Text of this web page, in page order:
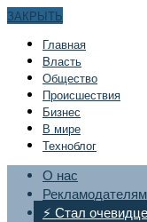
ЗАКРЫТЬ
Главная
Bласть
Общество
Происшествия
Бизнес
В мире
Техноблог
О нас
Рекламодателям
⚡ Стал